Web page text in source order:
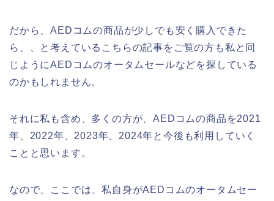
だから、AEDコムの商品が少しでも安く購入できた
ら、、と考えているこちらの記事をご覧の方も私と同
じようにAEDコムのオータムセールなどを探している
のかもしれません。
それに私も含め、多くの方が、AEDコムの商品を2021
年、2022年、2023年、2024年と今後も利用していく
ことと思います。
なので、ここでは、私自身がAEDコムのオータムセー